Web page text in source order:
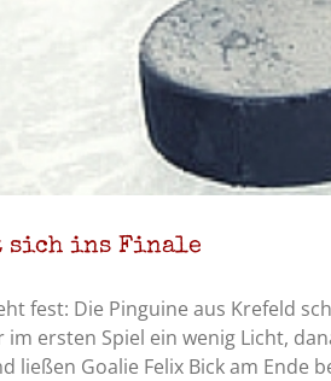
sich ins Finale
fest: Die Pinguine aus Krefeld
ersten Spiel ein wenig Licht,
ließen Goalie Felix Bick am Ende